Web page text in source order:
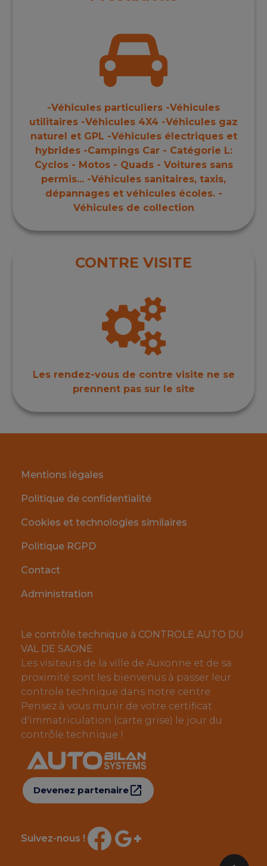
-Véhicules particuliers -Véhicules
utilitaires -Véhicules 4X4 -Véhicules gaz
naturel et GPL -Véhicules électriques et
hybrides -Campings Car - Catégorie L:
Cyclos - Motos - Quads - Voitures sans
permis... -Véhicules sanitaires, taxis,
dépannages et véhicules écoles. -
Véhicules de collection
CONTRE VISITE
Les rendez-vous de contre visite ne se
prennent pas sur le site
Mentions légales
Politique de confidentialité
Cookies et technologies similaires
Politique RGPD
Contact
Administration
Le contrôle technique à CONTROLE AUTO DU
VAL DE SAONE
Les visiteurs de la ville de Auxonne et de sa
proximité sont les bienvenus à passer leur
controle technique dans notre centre.
Pensez à vous munir de votre certificat
d'immatriculation (carte grise) le jour du
contrôle technique !
Devenez partenaire
Suivez-nous !